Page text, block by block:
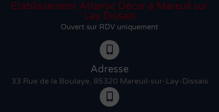
Etablissement Atlantic Décor à Mareuil sur
Lay Dissais
Ouvert sur RDV uniquement
Adresse
33 Rue de la Boulaye, 85320 Mareuil-sur-Lay-Dissais